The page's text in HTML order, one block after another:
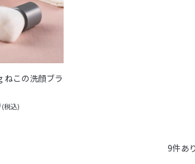
この洗顔ブラ
9件あ